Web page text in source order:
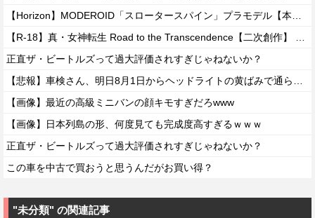
正直ザ・ビートルズって過大評価されすぎじゃねないか？
【画像】最近の高級ミニバンの顔キモすぎだろwww
【画像】日本列島の形、何度見ても完成度高すぎるｗｗｗ
正直ザ・ビートルズって過大評価されすぎじゃねないか？
この車を中古で買おうと思うんだがお買い得？
"未分類" の関連記事